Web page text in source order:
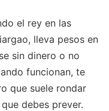
el rey en las
lleva pesos en
sin dinero o no
funcionan, te
que suele rondar
debes prever.